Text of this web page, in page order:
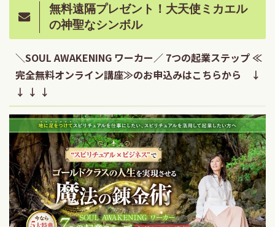
無料遠隔プレゼント！大天使ミカエル
の神聖なシンボル
＼SOUL AWAKENING ワーカー／ 7つの起業ステップ ≪
完全無料オンライン講座≫のお申込みはこちらから ↓
↓ ↓ ↓